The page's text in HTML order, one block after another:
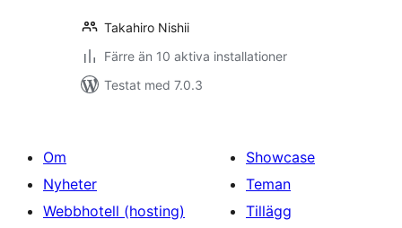
Takahiro Nishii
Färre än 10 aktiva installationer
Testat med 7.0.3
Om
Nyheter
Webbhotell (hosting)
Showcase
Teman
Tillägg